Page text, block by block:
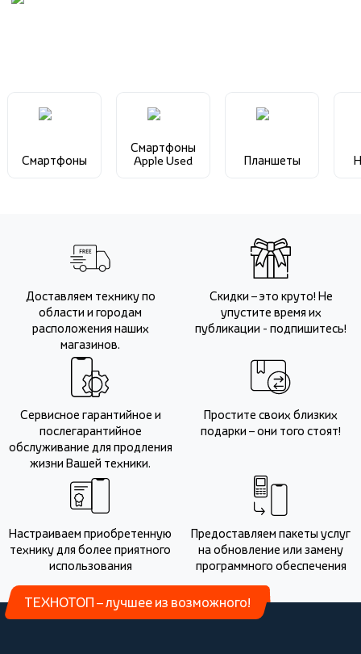
Смартфоны
Смартфоны
Apple Used
Планшеты
Доставляем технику по
области и городам
расположения наших
магазинов.
Скидки – это круто! Не
упустите время их
публикации - подпишитесь!
Сервисное гарантийное и
послегарантийное
обслуживание для продления
жизни Вашей техники.
Простите своих близких
подарки – они того стоят!
Настраиваем приобретенную
технику для более приятного
использования
Предоставляем пакеты услуг
на обновление или замену
программного обеспечения
ТЕХНОТОП – лучшее из возможного!